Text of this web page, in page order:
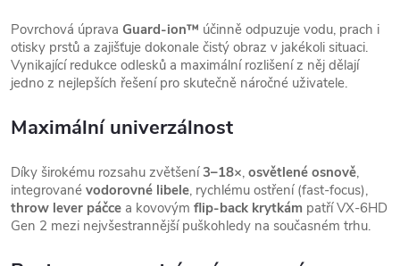
Povrchová úprava Guard-ion™ účinně odpuzuje vodu, prach i
otisky prstů a zajišťuje dokonale čistý obraz v jakékoli situaci.
Vynikající redukce odlesků a maximální rozlišení z něj dělají
jedno z nejlepších řešení pro skutečně náročné uživatele.
Maximální univerzálnost
Díky širokému rozsahu zvětšení3–18×, osvětlené osnově,
integrované vodorovné libele, rychlému ostření (fast-focus),
throw lever páčce a kovovým flip-back krytkám patří VX-6HD
Gen 2 mezi nejvšestrannější puškohledy na současném trhu.